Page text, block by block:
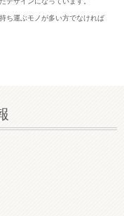
ち運ぶモノが多い方でなければ